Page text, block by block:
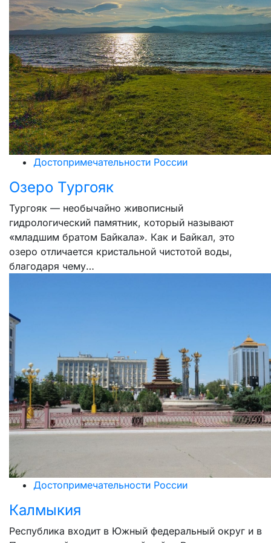
Достопримечательности России
Озеро Тургояк
Тургояк — необычайно живописный
гидрологический памятник, который называют
«младшим братом Байкала». Как и Байкал, это
озеро отличается кристальной чистотой воды,
благодаря чему…
Достопримечательности России
Калмыкия
Республика входит в Южный федеральный округ и в